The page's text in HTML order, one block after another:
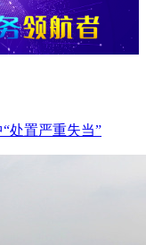
处置严重失当”